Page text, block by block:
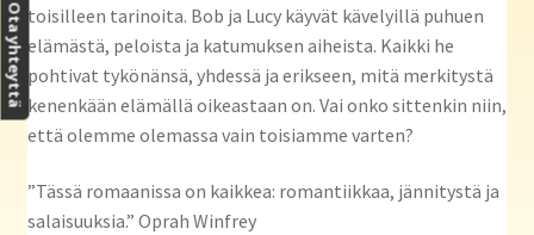
toisilleen tarinoita. Bob ja Lucy käyvät kävelyillä puhuen
elämästä, peloista ja katumuksen aiheista. Kaikki he
pohtivat tykönänsä, yhdessä ja erikseen, mitä merkitystä
kenenkään elämällä oikeastaan on. Vai onko sittenkin niin,
että olemme olemassa vain toisiamme varten?
”Tässä romaanissa on kaikkea: romantiikkaa, jännitystä ja
salaisuuksia.” Oprah Winfrey
Ota yhteyttä